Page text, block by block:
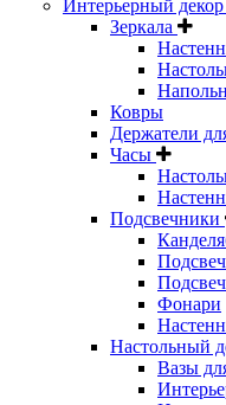
Интерьерный декор
Зеркала
Ковры
Держатели
Часы
Подсвечники
Фонари
Настольный
Вазы